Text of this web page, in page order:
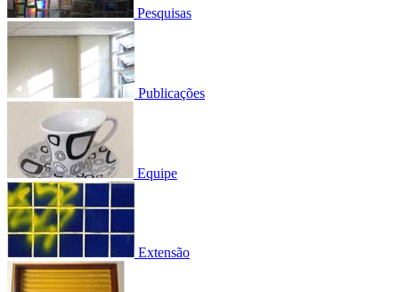
Pesquisas
Publicações
Equipe
Extensão